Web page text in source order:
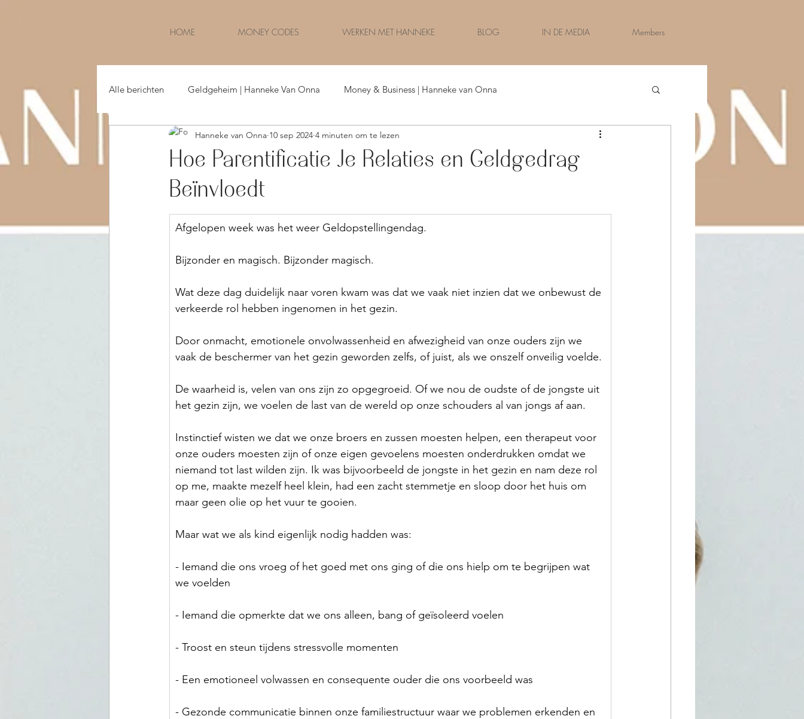
HOME MONEY CODES WERKEN MET HANNEKE BLOG IN DE MEDIA Members
Alle berichten Geldgeheim | Hanneke Van Onna Money & Business | Hanneke van Onna
Money & Life | Hanneke van Onna Money & Celebrities | Nederland
Hoe Parentificatie Je Relaties en Geldgedrag
Beïnvloedt
Hanneke van Onna 10 sep 2024 4 minuten om te lezen
Afgelopen week was het weer Geldopstellingendag.
Bijzonder en magisch. Bijzonder magisch.
Wat deze dag duidelijk naar voren kwam was dat we vaak niet inzien dat we onbewust de
verkeerde rol hebben ingenomen in het gezin.
Door onmacht, emotionele onvolwassenheid en afwezigheid van onze ouders zijn we
vaak de beschermer van het gezin geworden zelfs, of juist, als we onszelf onveilig voelde.
De waarheid is, velen van ons zijn zo opgegroeid. Of we nou de oudste of de jongste uit
het gezin zijn, we voelen de last van de wereld op onze schouders al van jongs af aan.
Instinctief wisten we dat we onze broers en zussen moesten helpen, een therapeut voor
onze ouders moesten zijn of onze eigen gevoelens moesten onderdrukken omdat we
niemand tot last wilden zijn. Ik was bijvoorbeeld de jongste in het gezin en nam deze rol
op me, maakte mezelf heel klein, had een zacht stemmetje en sloop door het huis om
maar geen olie op het vuur te gooien.
Maar wat we als kind eigenlijk nodig hadden was:
- Iemand die ons vroeg of het goed met ons ging of die ons hielp om te begrijpen wat
we voelden
- Iemand die opmerkte dat we ons alleen, bang of geïsoleerd voelen
- Troost en steun tijdens stressvolle momenten
- Een emotioneel volwassen en consequente ouder die ons voorbeeld was
- Gezonde communicatie binnen onze familiestructuur waar we problemen erkenden en